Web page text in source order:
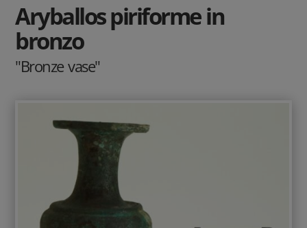
Aryballos piriforme in
bronzo
"Bronze vase"